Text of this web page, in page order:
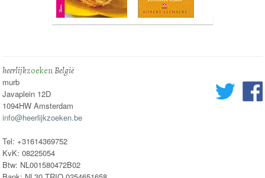
heerlijkzoekenBelgië
murb
Javaplein 12D
1094HW Amsterdam
info@heerlijkzoeken.be
Tel: +31614369752
KvK: 08225054
Btw: NL001580472B02